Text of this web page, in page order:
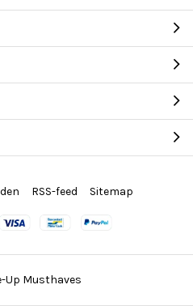
Up Musthaves
RSS-feed Sitemap